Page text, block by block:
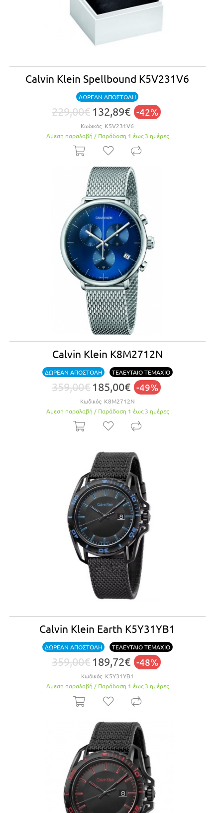
Calvin Klein Spellbound K5V231V6
ΔΩΡΕΑΝ ΑΠΟΣΤΟΛΗ
229,00€ 132,89€ -42%
Κωδικός: K5V231V6
Άμεση παραλαβή / Παράδoση 1 έως 3 ημέρες
Calvin Klein K8M2712N
ΔΩΡΕΑΝ ΑΠΟΣΤΟΛΗ ΤΕΛΕΥΤΑΙΟ ΤΕΜΑΧΙΟ
359,00€ 185,00€ -49%
Κωδικός: K8M2712N
Άμεση παραλαβή / Παράδoση 1 έως 3 ημέρες
Calvin Klein Earth K5Y31YB1
ΔΩΡΕΑΝ ΑΠΟΣΤΟΛΗ ΤΕΛΕΥΤΑΙΟ ΤΕΜΑΧΙΟ
359,00€ 189,72€ -48%
Κωδικός: K5Y31YB1
Άμεση παραλαβή / Παράδoση 1 έως 3 ημέρες